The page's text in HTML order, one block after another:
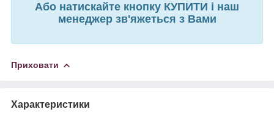
Або натискайте кнопку КУПИТИ і наш
менеджер зв'яжеться з Вами
Приховати
Характеристики